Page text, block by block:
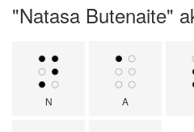
"Natasa Butenaite"
N A